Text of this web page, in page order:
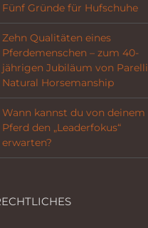
Fünf Gründe für Hufschuhe
Zehn Qualitäten eines
Pferdemenschen – zum 40-
jährigen Jubiläum von Parelli
Natural Horsemanship
Wann kannst du von deinem
Pferd den „Leaderfokus“
erwarten?